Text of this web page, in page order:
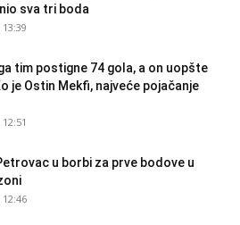
sva tri boda
tim postigne 74 gola, a on uopšte
je Ostin Mekfi, najveće pojačanje
u borbi za prve bodove u
12:46